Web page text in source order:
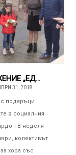
СДРУЖЕНИЕ „ЕДИН ПРОЦЕНТ ПРОМЯНА“ – СОФИЯ
31, 2018
подаръци
в социалния
В неделя –
колективът
хора със